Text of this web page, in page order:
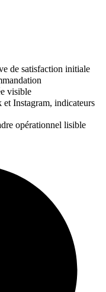
de satisfaction initiale
visible
Instagram, indicateurs
opérationnel lisible